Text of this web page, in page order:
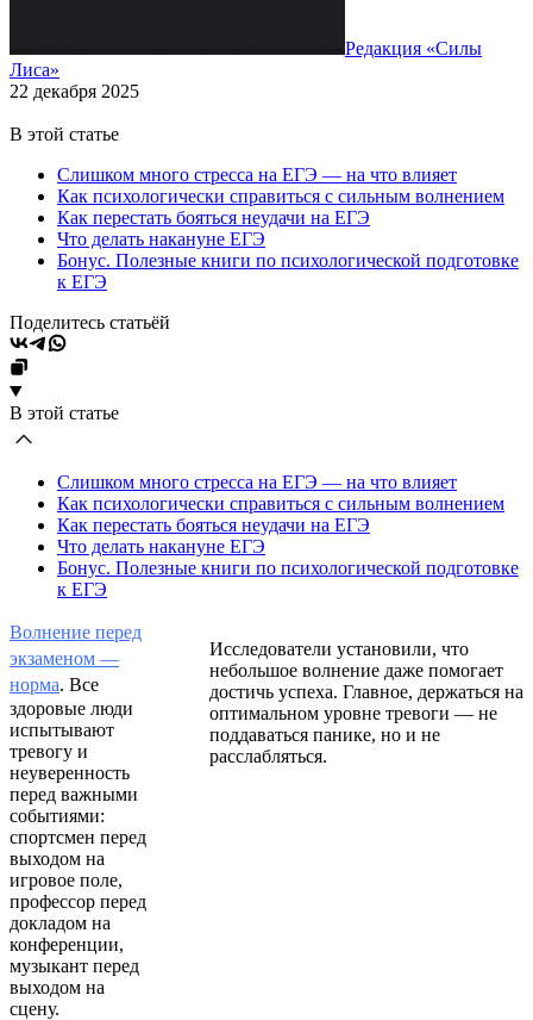
Редакция «Силы
Лиса»
22 декабря 2025
В этой статье
Слишком много стресса на ЕГЭ — на что влияет
Как психологически справиться с сильным волнением
Как перестать бояться неудачи на ЕГЭ
Что делать накануне ЕГЭ
Бонус. Полезные книги по психологической подготовке
к ЕГЭ
Поделитесь статьёй
В этой статье
Слишком много стресса на ЕГЭ — на что влияет
Как психологически справиться с сильным волнением
Как перестать бояться неудачи на ЕГЭ
Что делать накануне ЕГЭ
Бонус. Полезные книги по психологической подготовке
к ЕГЭ
Волнение перед
экзаменом —
норма. Все
здоровые люди
испытывают
тревогу и
неуверенность
перед важными
событиями:
спортсмен перед
выходом на
игровое поле,
профессор перед
докладом на
конференции,
музыкант перед
выходом на
сцену.
Исследователи установили, что
небольшое волнение даже помогает
достичь успеха. Главное, держаться на
оптимальном уровне тревоги — не
поддаваться панике, но и не
расслабляться.